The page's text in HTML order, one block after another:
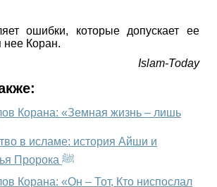
ошибки, которые допускает ее
нее Коран.
Islam-Today
Корана: «Земная жизнь – лишь
в исламе: история Айши и
молочные братья Пророка ﷺ
Корана: «Он – Тот, Кто ниспослал